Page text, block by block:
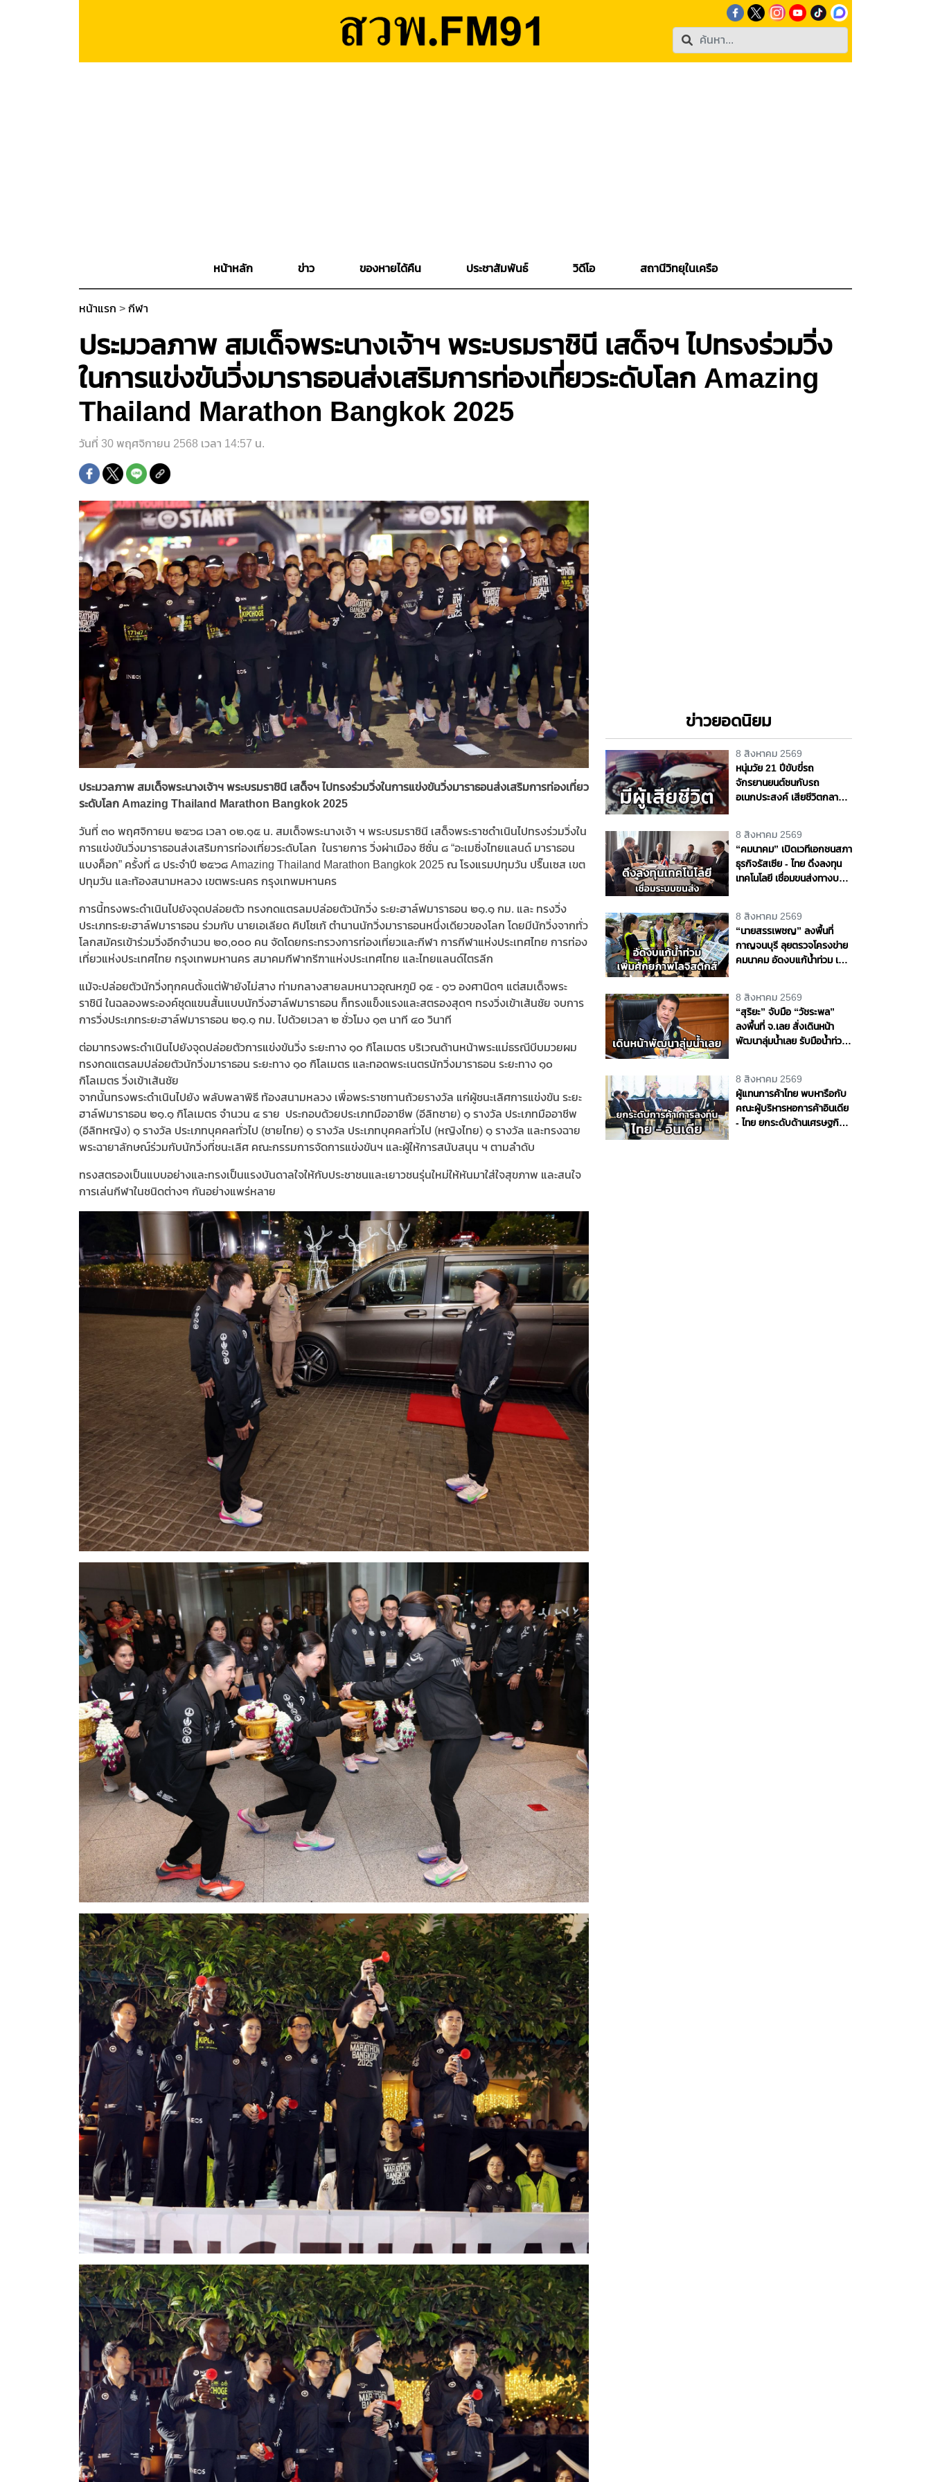
หน้าหลัก ข่าว ของหายได้คืน ประชาสัมพันธ์ วิดีโอ สถานีวิทยุในเครือ
หน้าแรก > กีฬา
ประมวลภาพ สมเด็จพระนางเจ้าฯ พระบรมราชินี เสด็จฯ ไปทรงร่วมวิ่ง
ในการแข่งขันวิ่งมาราธอนส่งเสริมการท่องเที่ยวระดับโลก Amazing
Thailand Marathon Bangkok 2025
วันที่ 30 พฤศจิกายน 2568 เวลา 14:57 น.
ประมวลภาพ สมเด็จพระนางเจ้าฯ พระบรมราชินี เสด็จฯ ไปทรงร่วมวิ่งในการแข่งขันวิ่งมาราธอนส่งเสริมการท่องเที่ยว
ระดับโลก Amazing Thailand Marathon Bangkok 2025
วันที่ ๓๐ พฤศจิกายน ๒๕๖๘ เวลา ๐๒.๑๕ น. สมเด็จพระนางเจ้า ฯ พระบรมราชินี เสด็จพระราชดำเนินไปทรงร่วมวิ่งใน
การแข่งขันวิ่งมาราธอนส่งเสริมการท่องเที่ยวระดับโลก ในรายการ วิ่งผ่าเมือง ซีซั่น ๘ “อะเมซิ่งไทยแลนด์ มาราธอน
แบงค็อก” ครั้งที่ ๘ ประจำปี ๒๕๖๘ Amazing Thailand Marathon Bangkok 2025 ณ โรงแรมปทุมวัน ปริ๊นเซส เขต
ปทุมวัน และท้องสนามหลวง เขตพระนคร กรุงเทพมหานคร
การนี้ทรงพระดำเนินไปยังจุดปล่อยตัว ทรงกดแตรลมปล่อยตัวนักวิ่ง ระยะฮาล์ฟมาราธอน ๒๑.๑ กม. และ ทรงวิ่ง
ประเภทระยะฮาล์ฟมาราธอน ร่วมกับ นายเอเลียด คิปโชเก้ ตำนานนักวิ่งมาราธอนหนึ่งเดียวของโลก โดยมีนักวิ่งจากทั่ว
โลกสมัครเข้าร่วมวิ่งอีกจำนวน ๒๐,๐๐๐ คน จัดโดยกระทรวงการท่องเที่ยวและกีฬา การกีฬาแห่งประเทศไทย การท่อง
เที่ยวแห่งประเทศไทย กรุงเทพมหานคร สมาคมกีฬากรีฑาแห่งประเทศไทย และไทยแลนด์ไตรลีก
แม้จะปล่อยตัวนักวิ่งทุกคนตั้งแต่ฟ้ายังไม่สาง ท่ามกลางสายลมหนาวอุณหภูมิ ๑๕ - ๑๖ องศานิดๆ แต่สมเด็จพระ
ราชินี ในฉลองพระองค์ชุดแขนสั้นแบบนักวิ่งฮาล์ฟมาราธอน ก็ทรงแข็งแรงและสตรองสุดๆ ทรงวิ่งเข้าเส้นชัย จบการ
การวิ่งประเภทระยะฮาล์ฟมาราธอน ๒๑.๑ กม. ไปด้วยเวลา ๒ ชั่วโมง ๑๓ นาที ๔๐ วินาที
ต่อมาทรงพระดำเนินไปยังจุดปล่อยตัวการแข่งขันวิ่ง ระยะทาง ๑๐ กิโลเมตร บริเวณด้านหน้าพระแม่ธรณีบีบมวยผม
ทรงกดแตรลมปล่อยตัวนักวิ่งมาราธอน ระยะทาง ๑๐ กิโลเมตร และทอดพระเนตรนักวิ่งมาราธอน ระยะทาง ๑๐
กิโลเมตร วิ่งเข้าเส้นชัย
จากนั้นทรงพระดำเนินไปยัง พลับพลาพิธี ท้องสนามหลวง เพื่อพระราชทานถ้วยรางวัล แก่ผู้ชนะเลิศการแข่งขัน ระยะ
ฮาล์ฟมาราธอน ๒๑.๑ กิโลเมตร จำนวน ๔ ราย ประกอบด้วยประเภทมืออาชีพ (อีลิทชาย) ๑ รางวัล ประเภทมืออาชีพ
(อีลิทหญิง) ๑ รางวัล ประเภทบุคคลทั่วไป (ชายไทย) ๑ รางวัล ประเภทบุคคลทั่วไป (หญิงไทย) ๑ รางวัล และทรงฉาย
พระฉายาลักษณ์ร่วมกับนักวิ่งที่ชนะเลิศ คณะกรรมการจัดการแข่งขันฯ และผู้ให้การสนับสนุน ฯ ตามลำดับ
ทรงสตรองเป็นแบบอย่างและทรงเป็นแรงบันดาลใจให้กับประชาชนและเยาวชนรุ่นใหม่ให้หันมาใส่ใจสุขภาพ และสนใจ
การเล่นกีฬาในชนิดต่างๆ กันอย่างแพร่หลาย
ข่าวยอดนิยม
8 สิงหาคม 2569
หนุ่มวัย 21 ปีขับขี่รถ
จักรยานยนต์ชนกับรถ
อเนกประสงค์ เสียชีวิตกลาง
8 สิงหาคม 2569
“คมนาคม” เปิดเวทีเอกชนสภา
ธุรกิจรัสเซีย - ไทย ดึงลงทุน
เทคโนโลยี เชื่อมขนส่งทางบก -
8 สิงหาคม 2569
“นายสรรเพชญ” ลงพื้นที่
กาญจนบุรี ลุยตรวจโครงข่าย
คมนาคม อัดงบแก้น้ำท่วม เพิ่ม
8 สิงหาคม 2569
“สุริยะ” จับมือ “วัชระพล”
ลงพื้นที่ จ.เลย สั่งเดินหน้า
พัฒนาลุ่มน้ำเลย รับมือน้ำท่วม
แนวพระราชดำริ หนุนความ
มั่นคงด้านน้ำให้ประชาชนและ
ภาคการเกษตร
8 สิงหาคม 2569
ผู้แทนการค้าไทย พบหารือกับ
คณะผู้บริหารหอการค้าอินเดีย
- ไทย ยกระดับด้านเศรษฐกิจ